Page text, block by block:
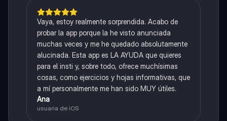
Vaya, estoy realmente sorprendida. Acabo de
probar la app porque la he visto anunciada
muchas veces y me he quedado absolutamente
alucinada. Esta app es LA AYUDA que quieres
para el insti y, sobre todo, ofrece muchísimas
cosas, como ejercicios y hojas informativas, que
a mí personalmente me han sido MUY útiles.
Ana
usuaria de iOS